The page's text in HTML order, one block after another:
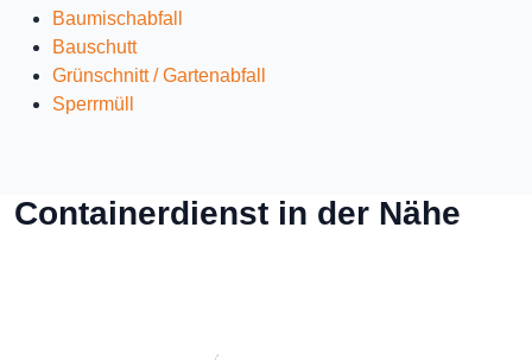
Baumischabfall
Bauschutt
Grünschnitt / Gartenabfall
Sperrmüll
Containerdienst in der Nähe